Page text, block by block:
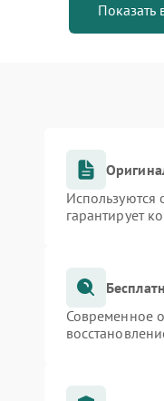
Показать
гарантирует
Современное